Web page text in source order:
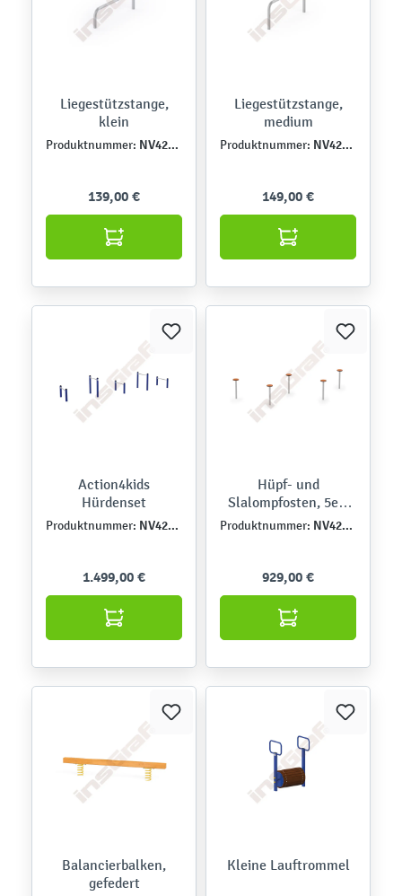
Liegestützstange,
klein
Produktnummer: NV42346
139,00 €
Liegestützstange,
medium
Produktnummer: NV42345
149,00 €
Action4kids
Hürdenset
Produktnummer: NV42344
1.499,00 €
Hüpf- und
Slalompfosten, 5er-
Set
Produktnummer: NV42340
929,00 €
Balancierbalken,
gefedert
Kleine Lauftrommel